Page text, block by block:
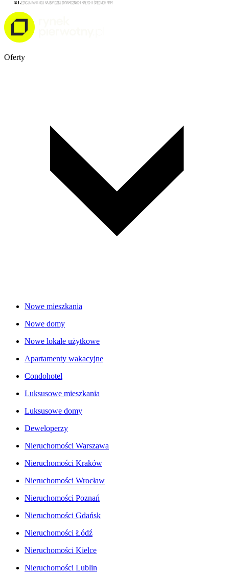
Oferty
Nowe mieszkania
Nowe domy
Nowe lokale użytkowe
Apartamenty wakacyjne
Condohotel
Luksusowe mieszkania
Luksusowe domy
Deweloperzy
Nieruchomości Warszawa
Nieruchomości Kraków
Nieruchomości Wrocław
Nieruchomości Poznań
Nieruchomości Gdańsk
Nieruchomości Łódź
Nieruchomości Kielce
Nieruchomości Lublin